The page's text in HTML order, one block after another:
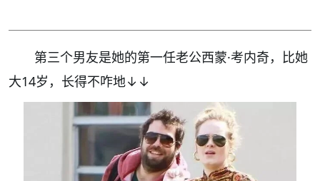
第三个男友是她的第一任老公西蒙·考内奇，比她
大14岁，长得不咋地↓↓